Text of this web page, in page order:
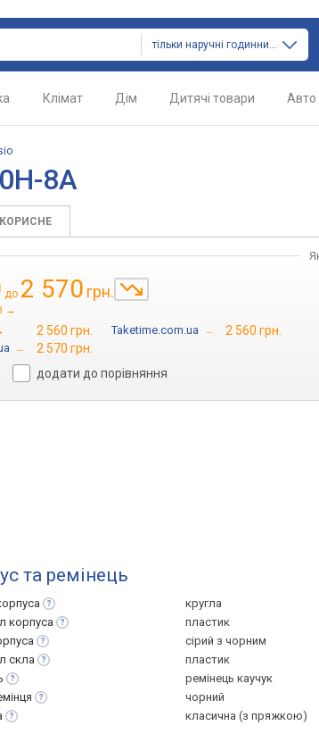
тільки наручні годинники
Клімат Дім Дитячі товари Авто
8A
КОРИСНЕ
до 2 570 грн.
→
2 560 грн. Taketime.com.ua → 2 560 грн.
→
2 570 грн.
додати до порівняння
та ремінець
кругла
корпуса
пластик
сірий з чорним
скла
пластик
ремінець каучук
чорний
класична (з пряжкою)